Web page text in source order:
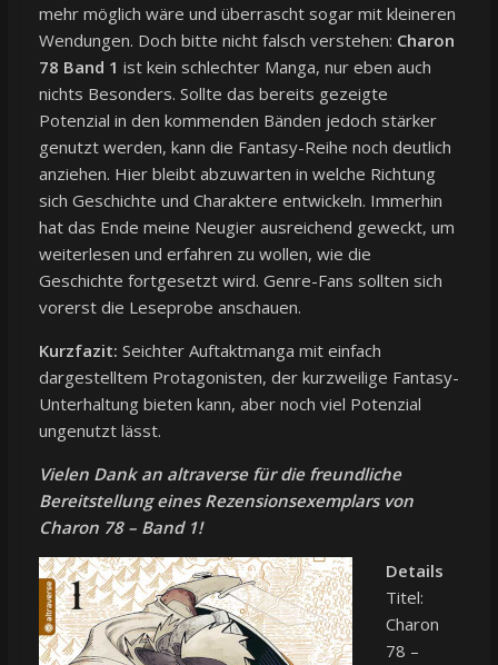
mehr möglich wäre und überrascht sogar mit kleineren
Wendungen. Doch bitte nicht falsch verstehen: Charon
78 Band 1 ist kein schlechter Manga, nur eben auch
nichts Besonders. Sollte das bereits gezeigte
Potenzial in den kommenden Bänden jedoch stärker
genutzt werden, kann die Fantasy-Reihe noch deutlich
anziehen. Hier bleibt abzuwarten in welche Richtung
sich Geschichte und Charaktere entwickeln. Immerhin
hat das Ende meine Neugier ausreichend geweckt, um
weiterlesen und erfahren zu wollen, wie die
Geschichte fortgesetzt wird. Genre-Fans sollten sich
vorerst die Leseprobe anschauen.
Kurzfazit: Seichter Auftaktmanga mit einfach
dargestelltem Protagonisten, der kurzweilige Fantasy-
Unterhaltung bieten kann, aber noch viel Potenzial
ungenutzt lässt.
Vielen Dank an altraverse für die freundliche
Bereitstellung eines Rezensionsexemplars von
Charon 78 – Band 1!
Details
Titel:
Charon
78 –